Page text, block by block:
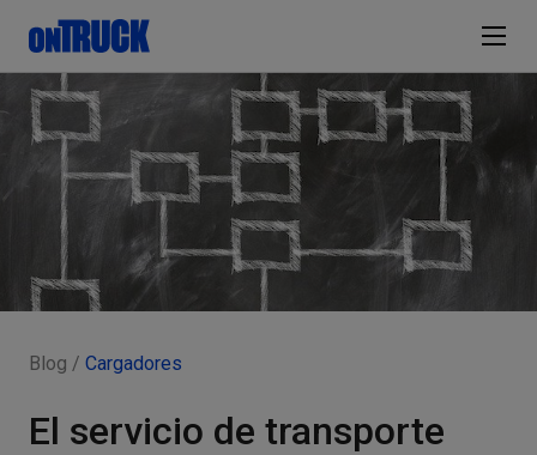
Blog / Cargadores
El servicio de transporte